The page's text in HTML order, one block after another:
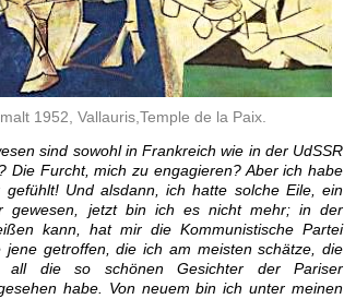
1952, Vallauris,Temple de la Paix.
sind sowohl in Frankreich wie in der UdSSR
Die Furcht, mich zu engagieren? Aber ich habe
Und alsdann, ich hatte solche Eile, ein
gewesen, jetzt bin ich es nicht mehr; in der
kann, hat mir die Kommunistische Partei
getroffen, die ich am meisten schätze, die
all die so schönen Gesichter der Pariser
habe. Von neuem bin ich unter meinen